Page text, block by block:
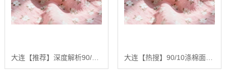
大连【推荐】深度解析90/10涤棉面料：基于全产业链优势的品质控制与未来趋势报告【精梳涤棉坯布长期供应合作案例】【哪家好?】 大连【热搜】90/10涤棉面料：深度解析混纺面料的性能优化与未来发展趋势报告【精梳涤棉坯布长期供应合作案例】【有哪些?】